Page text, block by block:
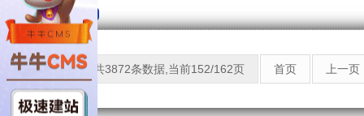
长生 全92集
共3872条数据,当前152/162页 首页 上一页